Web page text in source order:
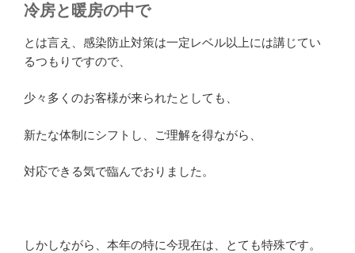
冷房と暖房の中で
とは言え、感染防止対策は一定レベル以上には講じてい
るつもりですので、
少々多くのお客様が来られたとしても、
新たな体制にシフトし、ご理解を得ながら、
対応できる気で臨んでおりました。
しかしながら、本年の特に今現在は、とても特殊です。